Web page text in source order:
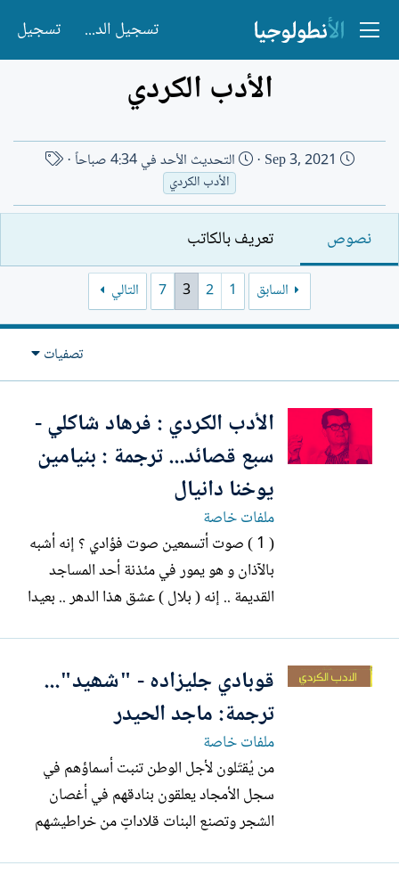
تسجيل الدخول تسجيل
الأدب الكردي
ت
ر
خ
ا
ن
Sep 3, 2021 التحديث الأحد في 4:34 صباحاً
ا
م
ك
ب
الأدب الكردي
نصوص تعريف بالكاتب
السابق 1
2
3
7 التالي
تصفيات
الأدب الكردي : فرهاد شاكلي -
سبع قصائد... ترجمة : بنيامين
يوخنا دانيال
ملفات خاصة
( 1 ) صوت أتسمعين صوت فؤادي ؟ إنه أشبه
بالآذان و هو يمور في مئذنة أحد المساجد
القديمة .. إنه ( بلال ) عشق هذا الدهر .. بعيدا
ترادفت عليها الأسقام . *** ( 2 ) أصابعك
الزجاجية ارسلي بنانك الزجاجية هذه فوق
قلبي ليشتعل هذا...
قوبادي جليزاده - "شھيد"...
ترجمة: ماجد الحيدر
ملفات خاصة
من يُقتَلون لأجل الوطن تنبت أسماؤهم في
سجل الأمجاد يعلقون بنادقهم في أغصان
الشجر وتصنع البنات قلاداتٍ من خراطيشهم